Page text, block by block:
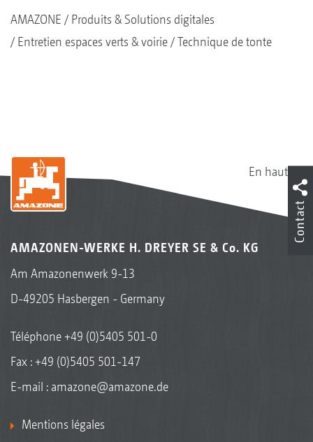
AMAZONE
Produits & Solutions digitales
Entretien espaces verts & voirie
Technique de tonte
En haut
AMAZONEN-WERKE H. DREYER SE & Co. KG
Am Amazonenwerk 9-13
D-49205 Hasbergen - Germany
Téléphone+49 (0)5405 501-0
Fax : +49 (0)5405 501-147
E-mail : amazone@amazone.de
Mentions légales
Contact